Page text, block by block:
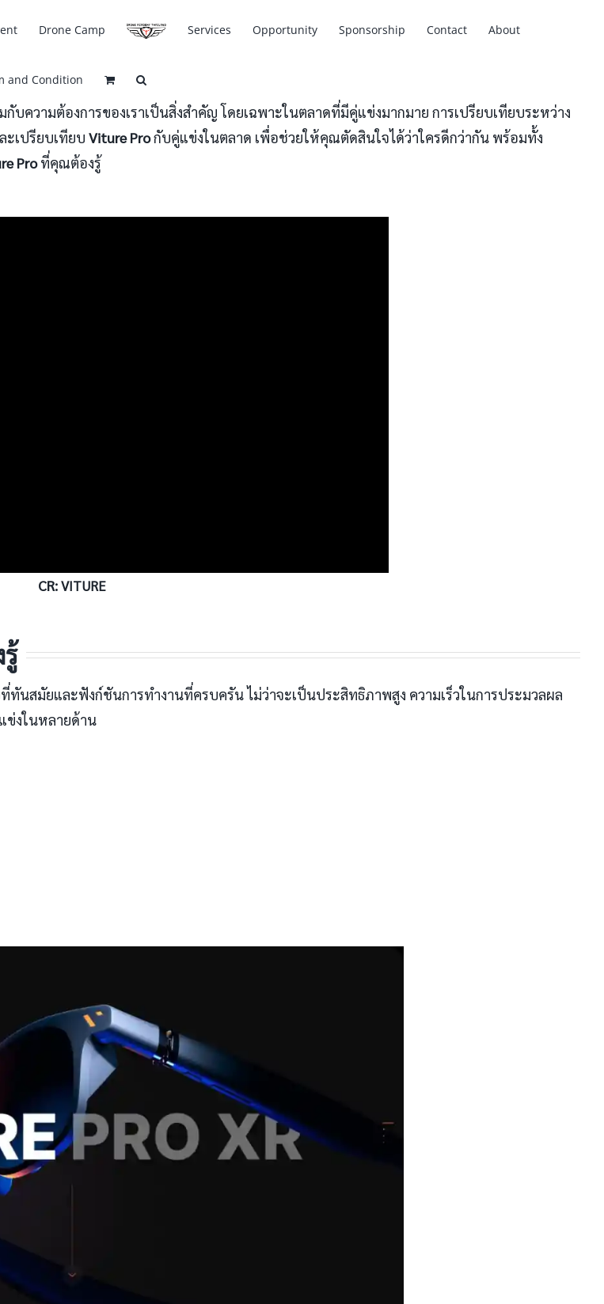
Drone Camp Services Opportunity Sponsorship Contact About
and Condition
ความต้องการของเราเป็นสิ่งสำคัญ โดยเฉพาะในตลาดที่มีคู่แข่งมากมาย การเปรียบเทียบระหว่าง
เปรียบเทียบ Viture Proกับคู่แข่งในตลาด เพื่อช่วยให้คุณตัดสินใจได้ว่าใครดีกว่ากัน พร้อมทั้ง
Proที่คุณต้องรู้
CR:VITURE
สมัยและฟังก์ชันการทำงานที่ครบครัน ไม่ว่าจะเป็นประสิทธิภาพสูง ความเร็วในการประมวลผล
ข่งในหลายด้าน